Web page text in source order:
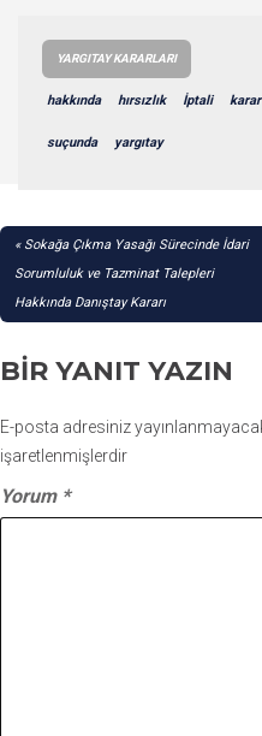
YARGITAY KARARLARI
hakkında hırsızlık İptali karar
suçunda yargıtay
YAZI
GEZINMESI
Sokağa Çıkma Yasağı Sürecinde İdari
Sorumluluk ve Tazminat Talepleri
Hakkında Danıştay Kararı
BIR YANIT YAZIN
E-posta adresiniz
işaretlenmişlerdir
Yorum *